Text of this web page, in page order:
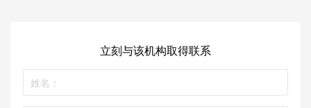
立刻与该机构取得联系